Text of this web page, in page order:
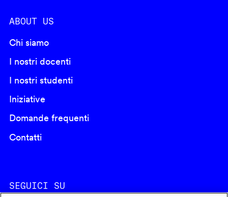
ABOUT US
Chi siamo
I nostri docenti
I nostri studenti
Iniziative
Domande frequenti
Contatti
SEGUICI SU